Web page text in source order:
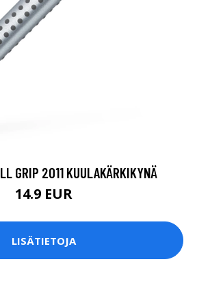
GRIP 2011 KUULAKÄRKIKYNÄ
14.9 EUR
LISÄTIETOJA